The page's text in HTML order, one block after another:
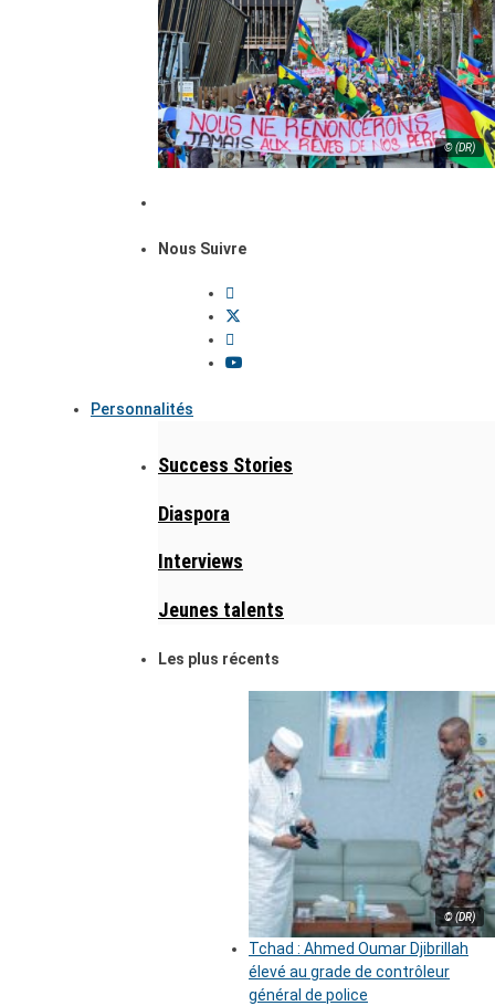
© (DR)
Nous Suivre
Personnalités
Success Stories
Diaspora
Interviews
Jeunes talents
Les plus récents
© (DR)
Tchad : Ahmed Oumar Djibrillah
élevé au grade de contrôleur
général de police